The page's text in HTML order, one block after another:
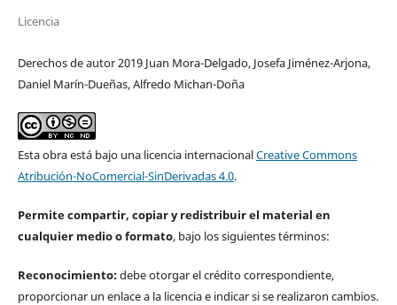
Licencia
Derechos de autor 2019 Juan Mora-Delgado, Josefa Jiménez-Arjona,
Daniel Marín-Dueñas, Alfredo Michan-Doña
Esta obra está bajo una licencia internacionalCreative Commons
Atribución-NoComercial-SinDerivadas 4.0.
Permite compartir, copiar y redistribuir el material en
cualquier medio o formato, bajo los siguientes términos:
Reconocimiento:debe otorgar el crédito correspondiente,
proporcionar un enlace a la licencia e indicar si se realizaron cambios.